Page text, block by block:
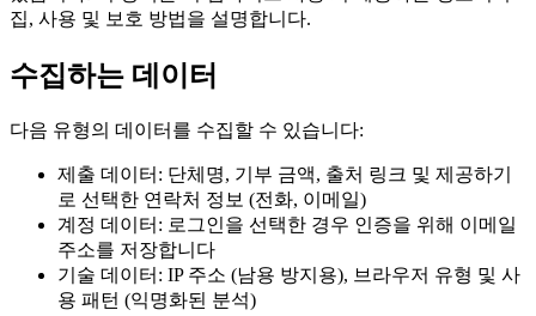
집, 사용 및 보호 방법을 설명합니다.
수집하는 데이터
다음 유형의 데이터를 수집할 수 있습니다:
제출 데이터: 단체명, 기부 금액, 출처 링크 및 제공하기
로 선택한 연락처 정보 (전화, 이메일)
계정 데이터: 로그인을 선택한 경우 인증을 위해 이메일
주소를 저장합니다
기술 데이터: IP 주소 (남용 방지용), 브라우저 유형 및 사
용 패턴 (익명화된 분석)